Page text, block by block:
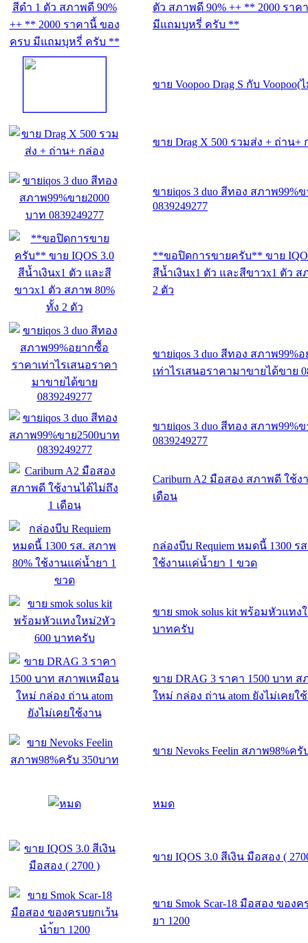
ตัว สภาพดี 90% ++ ** 2000 รา
มีแถมบุหรี่ ครับ **
ขาย Voopoo Drag S กับ
ขาย Drag X 500 รวมส่ง + ถ่าน+
ขายiqos 3 duo สีทอง สภาพ99%
0839249277
**ขอปิดการขายครับ** ขาย
สีน้ำเงินx1 ตัว และสีขาวx1 ตัว ส
2 ตัว
ขายiqos 3 duo สีทอง สภาพ99%
เท่าไรเสนอราคามาขายได้ขาย
ขายiqos 3 duo สีทอง สภาพ99%
0839249277
Cariburn A2 มือสอง สภาพดี ใช้ง
เดือน
กล่องบีบ Requiem หมดนี้ 1300 ร
ใช้งานแค่น้ำยา 1 ขวด
ขาย smok solus kit พร้อมหัวแทง
บาทครับ
ขาย DRAG 3 ราคา 1500 บาท
ใหม่ กล่อง ถ่าน atom ยังไม่เคยใ
ขาย Nevoks Feelin สภาพ98%ครั
หมด
ขาย IQOS 3.0 สีเงิน มือสอง (
ขาย Smok Scar-18 มือสอง ของ
ยา 1200